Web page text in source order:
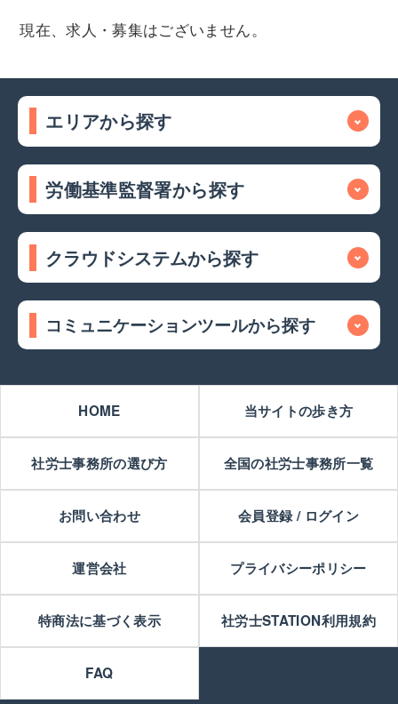
現在、求人・募集はございません。
エリアから探す
労働基準監督署から探す
クラウドシステムから探す
コミュニケーションツールから探す
HOME 当サイトの歩き方
社労士事務所の選び方 全国の社労士事務所一覧
お問い合わせ 会員登録 / ログイン
運営会社 プライバシーポリシー
特商法に基づく表示 社労士STATION利用規約
FAQ